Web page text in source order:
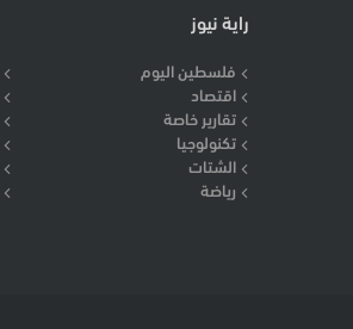
راية نيوز
فلسطين اليوم
اقتصاد
تقارير خاصة
تكنولوجيا
الشتات
رياضة